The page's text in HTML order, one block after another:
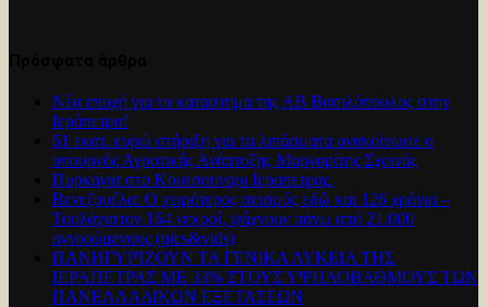
Νέα εποχή για το καταστημα της ΑΒ Βασιλόπουλος στην
Ιεράπετρα!
61 εκατ. ευρώ στήριξη για τα λιπάσματα ανακοίνωσε ο
υπουργός Αγροτικής Ανάπτυξης Μαργαρίτης Σχοινάς
Πυρκαγια στο Κουτσουναρι Ιεραπετρας.
Βενεζουέλα: Ο χειρότερος σεισμός εδώ και 126 χρόνια –
Τουλάχιστον 164 νεκροί, ψάχνουν πάνω από 21.000
αγνοούμενους (pics&vids)
ΠΑΝΗΓΥΡΊΖΟΥΝ ΤΑ ΓΕΝΙΚΑ ΛΥΚΕΙΑ ΤΗΣ
ΙΕΡΑΠΕΤΡΑΣ ΜΕ 33% ΣΤΟΥΣ ΥΨΗΛΟΒΑΘΜΟΥΣ ΤΩΝ
ΠΑΝΕΛΛΑΔΙΚΩΝ ΕΞΕΤΑΣΕΩΝ